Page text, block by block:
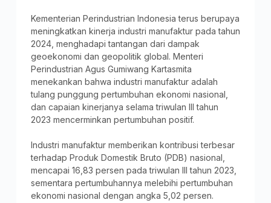
Kementerian Perindustrian Indonesia terus berupaya
meningkatkan kinerja industri manufaktur pada tahun
2024, menghadapi tantangan dari dampak
geoekonomi dan geopolitik global. Menteri
Perindustrian Agus Gumiwang Kartasmita
menekankan bahwa industri manufaktur adalah
tulang punggung pertumbuhan ekonomi nasional,
dan capaian kinerjanya selama triwulan III tahun
2023 mencerminkan pertumbuhan positif.
Industri manufaktur memberikan kontribusi terbesar
terhadap Produk Domestik Bruto (PDB) nasional,
mencapai 16,83 persen pada triwulan III tahun 2023,
sementara pertumbuhannya melebihi pertumbuhan
ekonomi nasional dengan angka 5,02 persen.